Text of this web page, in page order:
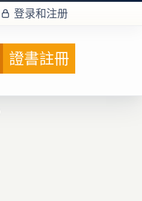
登录和注册
證書註冊